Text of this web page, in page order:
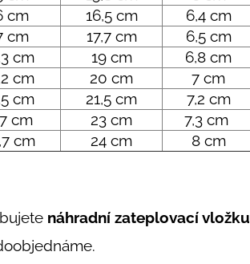
cm 16,5 cm
6,4 cm
cm 17,7 cm
6,5 cm
cm 19 cm
6,8 cm
cm 20 cm
7 cm
cm 21,5 cm
7,2 cm
cm 23 cm
7,3 cm
cm 24 cm 8 cm
náhradní zateplovací vložku